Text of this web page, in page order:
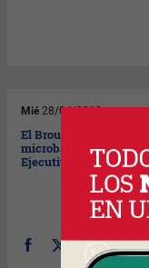
Mié 28/04/2010
El Brou inauguró local
microbanca en Torre
Ejecutiva.